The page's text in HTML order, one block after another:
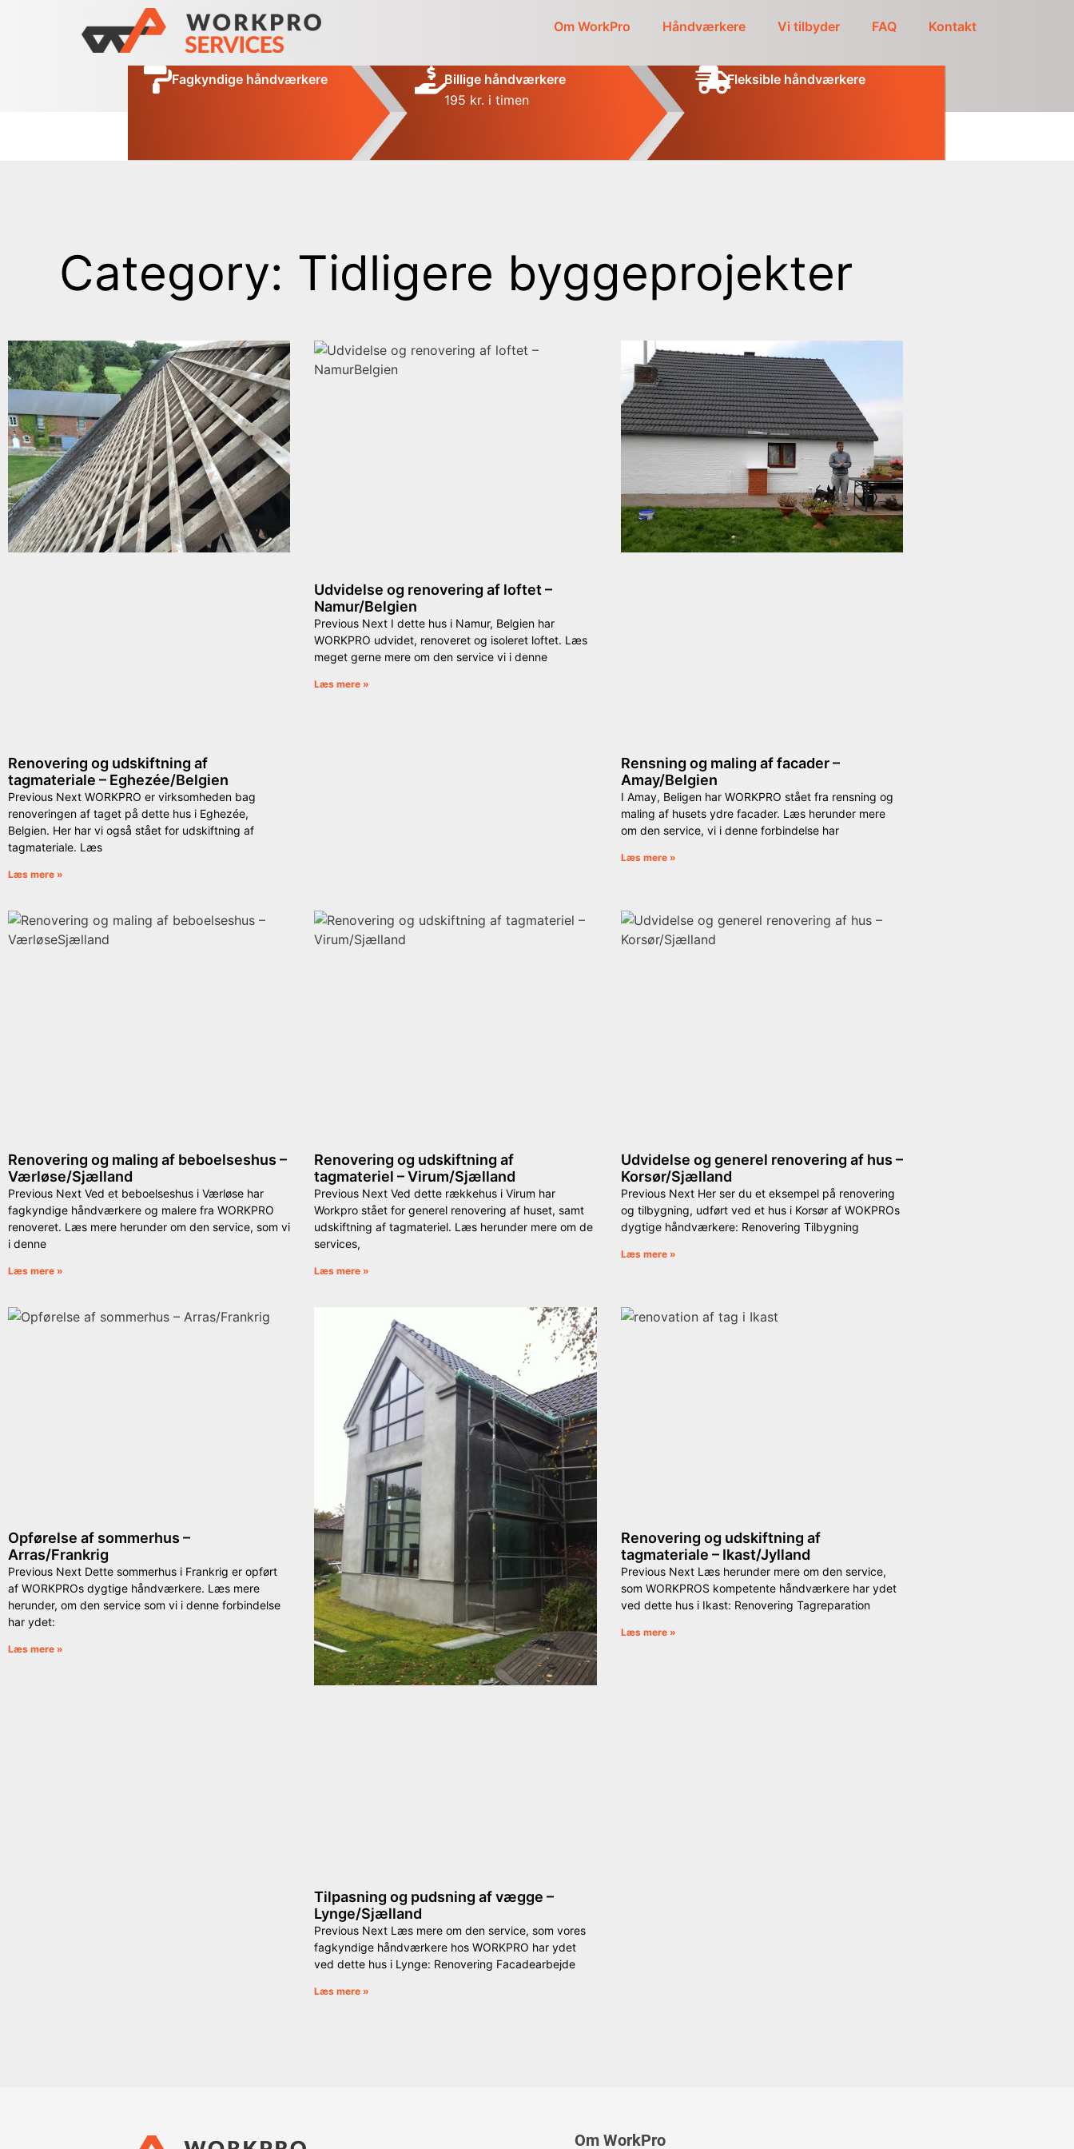
Om WorkPro Håndværkere Vi tilbyder FAQ Kontakt
Fagkyndige håndværkere
Billige håndværkere
195 kr. i timen
Fleksible håndværkere
Category: Tidligere byggeprojekter
Renovering og udskiftning af
tagmateriale – Eghezée/Belgien
Previous Next WORKPRO er virksomheden bag
renoveringen af taget på dette hus i Eghezée,
Belgien. Her har vi også stået for udskiftning af
tagmateriale. Læs
Læs mere »
Udvidelse og renovering af loftet –
Namur/Belgien
Previous Next I dette hus i Namur, Belgien har
WORKPRO udvidet, renoveret og isoleret loftet. Læs
meget gerne mere om den service vi i denne
Læs mere »
Rensning og maling af facader –
Amay/Belgien
I Amay, Beligen har WORKPRO stået fra rensning og
maling af husets ydre facader. Læs herunder mere
om den service, vi i denne forbindelse har
Læs mere »
Renovering og maling af beboelseshus –
Værløse/Sjælland
Previous Next Ved et beboelseshus i Værløse har
fagkyndige håndværkere og malere fra WORKPRO
renoveret. Læs mere herunder om den service, som vi
i denne
Læs mere »
Renovering og udskiftning af
tagmateriel – Virum/Sjælland
Previous Next Ved dette rækkehus i Virum har
Workpro stået for generel renovering af huset, samt
udskiftning af tagmateriel. Læs herunder mere om de
services,
Læs mere »
Udvidelse og generel renovering af hus –
Korsør/Sjælland
Previous Next Her ser du et eksempel på renovering
og tilbygning, udført ved et hus i Korsør af WOKPROs
dygtige håndværkere: Renovering Tilbygning
Læs mere »
Opførelse af sommerhus –
Arras/Frankrig
Previous Next Dette sommerhus i Frankrig er opført
af WORKPROs dygtige håndværkere. Læs mere
herunder, om den service som vi i denne forbindelse
har ydet:
Læs mere »
Tilpasning og pudsning af vægge –
Lynge/Sjælland
Previous Next Læs mere om den service, som vores
fagkyndige håndværkere hos WORKPRO har ydet
ved dette hus i Lynge: Renovering Facadearbejde
Læs mere »
Renovering og udskiftning af
tagmateriale – Ikast/Jylland
Previous Next Læs herunder mere om den service,
som WORKPROS kompetente håndværkere har ydet
ved dette hus i Ikast: Renovering Tagreparation
Læs mere »
Om WorkPro